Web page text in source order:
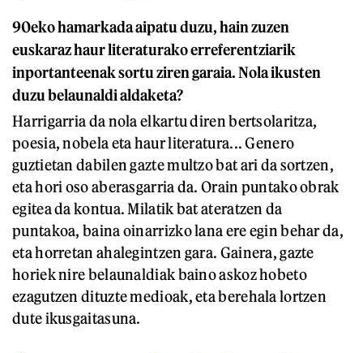
90eko hamarkada aipatu duzu, hain zuzen
euskaraz haur literaturako erreferentziarik
inportanteenak sortu ziren garaia. Nola ikusten
duzu belaunaldi aldaketa?
Harrigarria da nola elkartu diren bertsolaritza,
poesia, nobela eta haur literatura... Genero
guztietan dabilen gazte multzo bat ari da sortzen,
eta hori oso aberasgarria da. Orain puntako obrak
egitea da kontua. Milatik bat ateratzen da
puntakoa, baina oinarrizko lana ere egin behar da,
eta horretan ahalegintzen gara. Gainera, gazte
horiek nire belaunaldiak baino askoz hobeto
ezagutzen dituzte medioak, eta berehala lortzen
dute ikusgaitasuna.